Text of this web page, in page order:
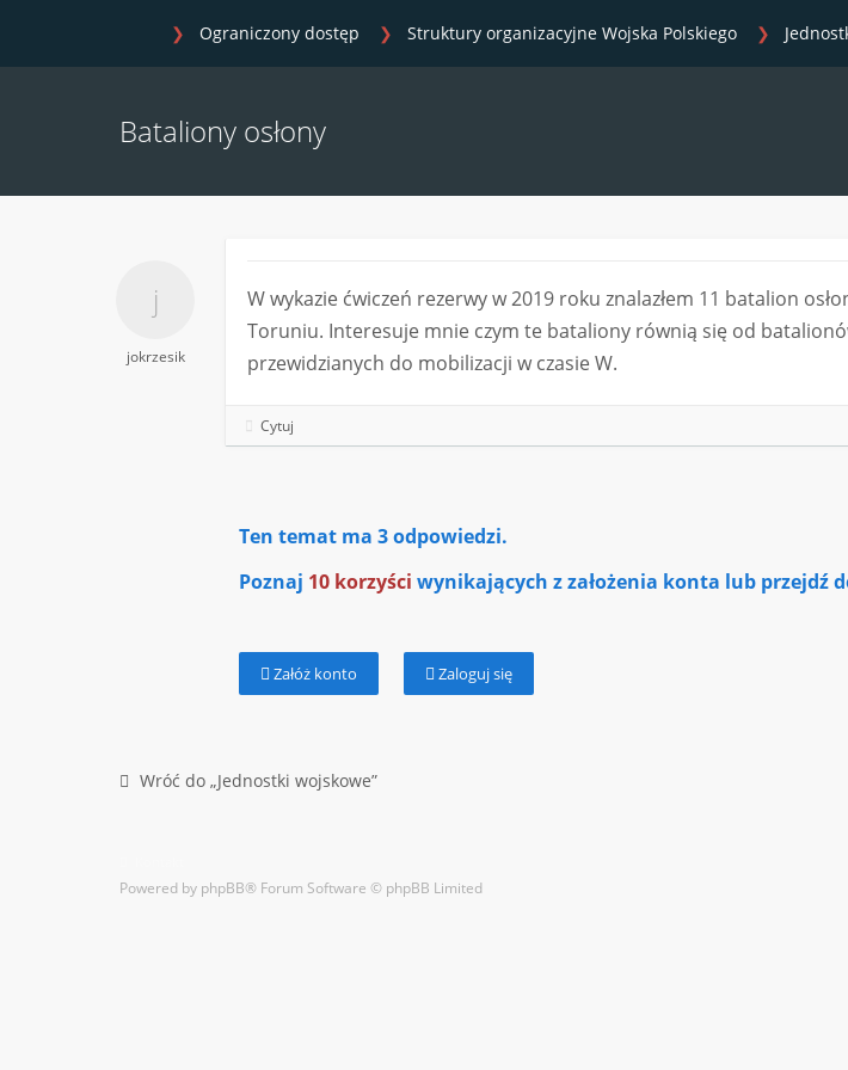
Ograniczony dostęp Struktury organizacyjne Wojska Polskiego
Bataliony osłony
jokrzesik
W wykazie ćwiczeń rezerwy w 2019 roku znalazłem 11 batalion
Toruniu. Interesuje mnie czym te bataliony równią się od
przewidzianych do mobilizacji w czasie W.
Cytuj
Ten temat ma 3odpowiedzi.
Poznaj 10 korzyści wynikających z założenia konta lub przejdź
Załóż konto Zaloguj się
Wróć do „Jednostki wojskowe”
Powered by phpBB® Forum Software © phpBB Limited